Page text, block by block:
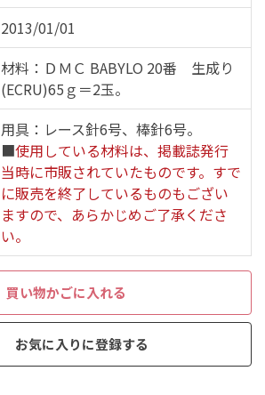
2013/01/01
材料：ＤＭＣ BABYLO 20番 生成り
(ECRU)65ｇ＝2玉。
用具：レース針6号、棒針6号。
■使用している材料は、掲載誌発行
当時に市販されていたものです。すで
に販売を終了しているものもござい
ますので、あらかじめご了承くださ
い。
買い物かごに入れる
お気に入りに登録する